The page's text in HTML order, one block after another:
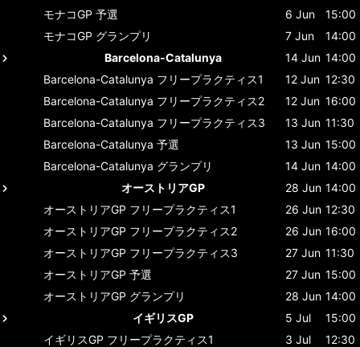
モナコGP 予選 6 Jun
15:00
モナコGP グランプリ 7 Jun
14:00
Barcelona-Catalunya
14 Jun 14:00
Barcelona-Catalunya フリープラクティス1 12 Jun 12:30
Barcelona-Catalunya フリープラクティス2 12 Jun 16:00
Barcelona-Catalunya フリープラクティス3 13 Jun 11:30
Barcelona-Catalunya 予選 13 Jun 15:00
Barcelona-Catalunya グランプリ 14 Jun 14:00
オーストリアGP
28 Jun 14:00
オーストリアGP フリープラクティス1 26 Jun 12:30
オーストリアGP フリープラクティス2 26 Jun 16:00
オーストリアGP フリープラクティス3 27 Jun 11:30
オーストリアGP 予選 27 Jun 15:00
オーストリアGP グランプリ 28 Jun 14:00
イギリスGP
5 Jul
15:00
イギリスGP フリープラクティス1 3 Jul
12:30